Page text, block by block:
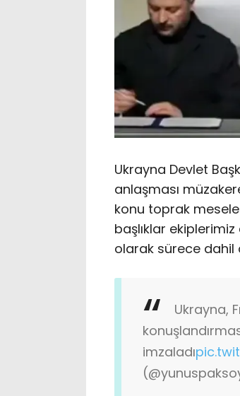
Ukrayna Devlet
anlaşması
konu toprak
başlıklar
olarak sürece dahil
Ukrayna,
imzaladı